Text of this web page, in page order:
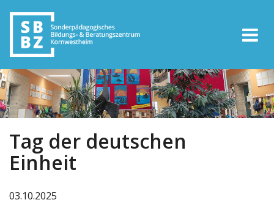
Tag der deutschen
Einheit
03.10.2025